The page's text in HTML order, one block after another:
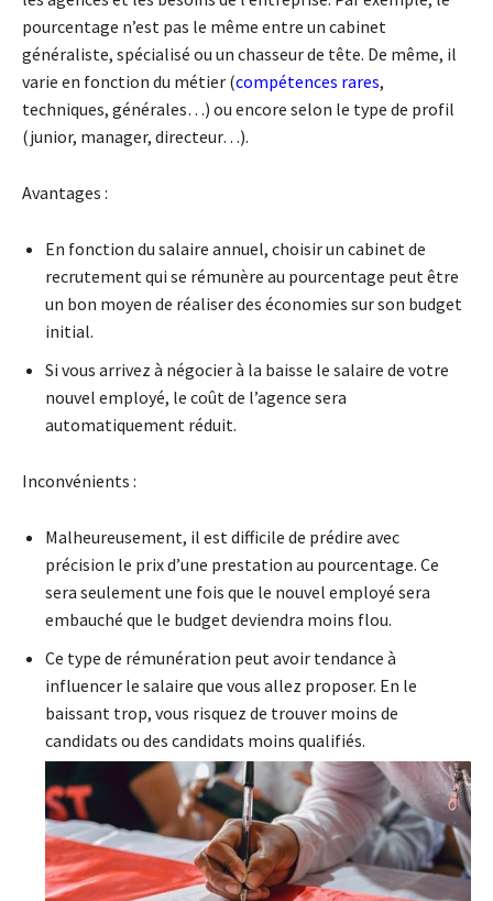
pourcentage n’est pas le même entre un cabinet
généraliste, spécialisé ou un chasseur de tête. De même, il
varie en fonction du métier (compétences rares,
techniques, générales…) ou encore selon le type de profil
(junior, manager, directeur…).
Avantages :
En fonction du salaire annuel, choisir un cabinet de
recrutement qui se rémunère au pourcentage peut être
un bon moyen de réaliser des économies sur son budget
initial.
Si vous arrivez à négocier à la baisse le salaire de votre
nouvel employé, le coût de l’agence sera
automatiquement réduit.
Inconvénients :
Malheureusement, il est difficile de prédire avec
précision le prix d’une prestation au pourcentage. Ce
sera seulement une fois que le nouvel employé sera
embauché que le budget deviendra moins flou.
Ce type de rémunération peut avoir tendance à
influencer le salaire que vous allez proposer. En le
baissant trop, vous risquez de trouver moins de
candidats ou des candidats moins qualifiés.